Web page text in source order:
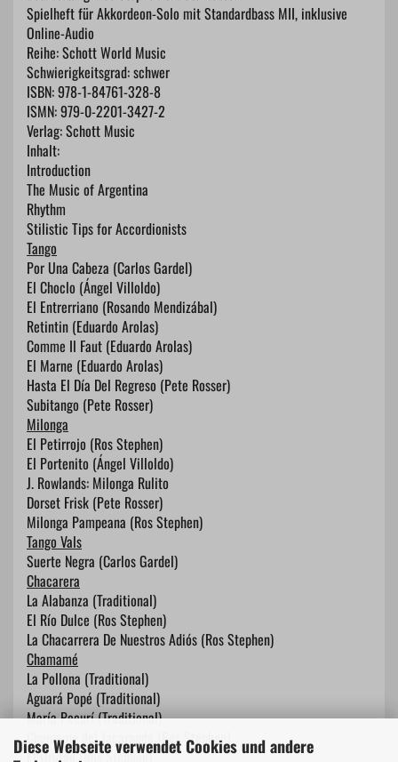
Diese Webseite verwendet Cookies und andere
Spielheft für Akkordeon-Solo mit Standardbass MII, inklusive
Online-Audio
Reihe: Schott World Music
Schwierigkeitsgrad: schwer
ISBN: ​978-1-84761-328-8
ISMN: 979-0-2201-3427-2
Verlag: Schott Music
Inhalt:
Introduction
The Music of Argentina
Rhythm
Stilistic Tips for Accordionists
Tango
Por Una Cabeza (Carlos Gardel)
El Choclo (Ángel Villoldo)
El Entrerriano (Rosando Mendizábal)
Retintin (Eduardo Arolas)
Comme Il Faut (Eduardo Arolas)
El Marne (Eduardo Arolas)
Hasta El Día Del Regreso (Pete Rosser)
Subitango (Pete Rosser)
Milonga
El Petirrojo (Ros Stephen)
El Portenito (Ángel Villoldo)
J. Rowlands: Milonga Rulito
Dorset Frisk (Pete Rosser)
Milonga Pampeana (Ros Stephen)
Tango Vals
Suerte Negra (Carlos Gardel)
Chacarera
La Alabanza (Traditional)
El Río Dulce (Ros Stephen)
La Chacarrera De Nuestros Adiós (Ros Stephen)
Chamamé
La Pollona (Traditional)
Aguará Popé (Traditional)
María Pecurí (Traditional)
Chamamé del Jacarandá (Ros Stephen)
El Urutaú (Ros Stephen)